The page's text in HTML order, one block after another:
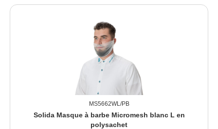
MS5662WL/PB
Solida Masque à barbe Micromesh blanc L en
polysachet